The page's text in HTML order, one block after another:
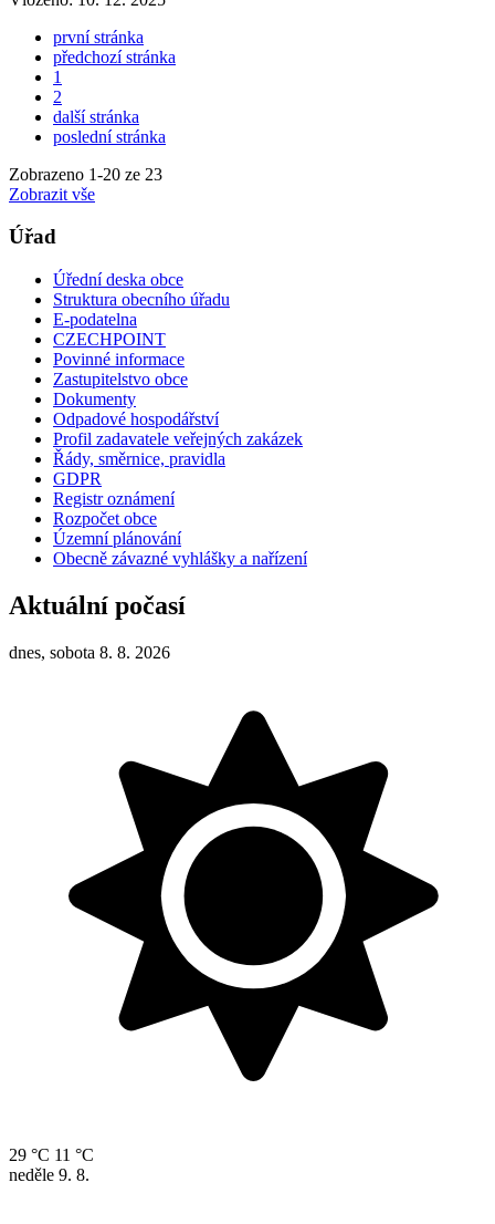
první stránka
předchozí stránka
1
2
další stránka
poslední stránka
Zobrazeno 1-20 ze 23
Zobrazit vše
Úřad
Úřední deska obce
Struktura obecního úřadu
E-podatelna
CZECHPOINT
Povinné informace
Zastupitelstvo obce
Dokumenty
Odpadové hospodářství
Profil zadavatele veřejných zakázek
Řády, směrnice, pravidla
GDPR
Registr oznámení
Rozpočet obce
Územní plánování
Obecně závazné vyhlášky a nařízení
Aktuální počasí
dnes, sobota 8. 8. 2026
29 °C 11 °C
neděle 9. 8.